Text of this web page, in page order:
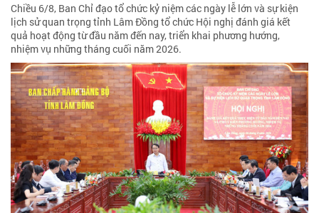
Chiều 6/8, Ban Chỉ đạo tổ chức kỷ niệm các ngày lễ lớn và sự kiện
lịch sử quan trọng tỉnh Lâm Đồng tổ chức Hội nghị đánh giá kết
quả hoạt động từ đầu năm đến nay, triển khai phương hướng,
nhiệm vụ những tháng cuối năm 2026.